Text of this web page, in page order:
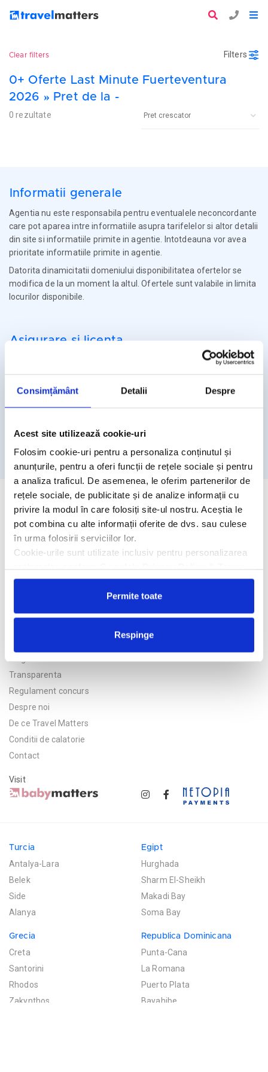
Consimțământ Detalii Despre
Acest site utilizează cookie-uri
Folosim cookie-uri pentru a personaliza conținutul și
anunțurile, pentru a oferi funcții de rețele sociale și pentru
a analiza traficul. De asemenea, le oferim partenerilor de
rețele sociale, de publicitate și de analize informații cu
privire la modul în care folosiți site-ul nostru. Aceștia le
pot combina cu alte informații oferite de dvs. sau culese
în urma folosirii serviciilor lor.
Cookie-urile sunt utilizate inclusiv pentru personalizarea
Permite toate
Respinge
Clear filters Filters
0+ Oferte Last Minute Fuerteventura
2026 » Pret de la -
0 rezultate
Informatii generale
Agentia nu este responsabila pentru eventualele neconcordante
care pot aparea intre informatiile asupra tarifelelor si altor detalii
din site si informatiile primite in agentie. Intotdeauna vor avea
prioritate informatiile primite in agentie.
Datorita dinamicitatii domeniului disponibilitatea ofertelor se
modifica de la un moment la altul. Ofertele sunt valabile in limita
locurilor disponibile.
Asigurare si licenta
Agentia Travel Matters functioneaza sub Licenta de Turism nr.
Agentia Travel Matters este asigurata la Omniasig cu Polita
Licenta de turism Asigurare
Transparenta
Regulament concurs
Despre noi
De ce Travel Matters
Conditii de calatorie
Contact
Visit
Turcia
Antalya-Lara
Belek
Side
Alanya
Egipt
Hurghada
Sharm El-Sheikh
Makadi Bay
Soma Bay
Grecia
Creta
Santorini
Rhodos
Zakynthos
Republica Dominicana
Punta-Cana
La Romana
Puerto Plata
Bayahibe